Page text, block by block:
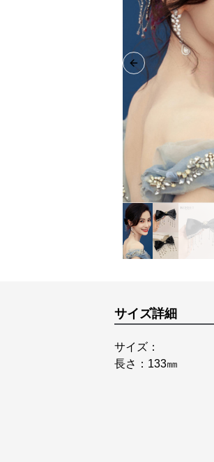
Previous slide
サイズ詳細
サイズ：
長さ：133㎜